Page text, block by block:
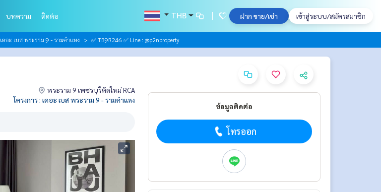
บทความ ติดต่อ THB ฝาก ขาย/เช่า เข้าสู่ระบบ/สมัครสมาชิก
เดอะ เบส พระราม 9 - รามคำแหง ✅ TB9R246 ✅ Line : @p2nproperty
พระราม 9 เพชรบุรีตัดใหม่ RCA
โครงการ : เดอะ เบส พระราม 9 - รามคำแหง
ข้อมูลติดต่อ
โทรออก